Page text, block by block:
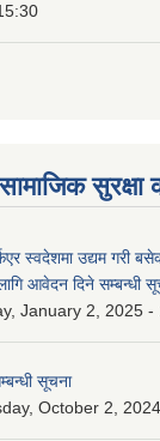
सुरक्षा
स्वदेशमा उद्यम गरी
आवेदन दिने सम्बन्धी
January 2, 2025 -
सूचना
October 2,